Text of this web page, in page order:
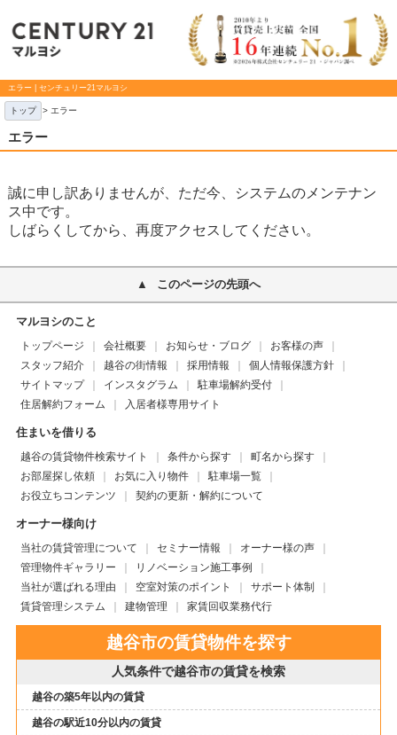
エラー | センチュリー21マルヨシ
トップ > エラー
エラー
誠に申し訳ありませんが、ただ今、システムのメンテナン
ス中です。
しばらくしてから、再度アクセスしてください。
このページの先頭へ
マルヨシのこと
トップページ 会社概要 お知らせ・ブログ
お客様の声
スタッフ紹介
越谷の街情報 採用情報
個人情報保護方針
サイトマップ
インスタグラム
駐車場解約受付
住居解約フォーム
入居者様専用サイト
住まいを借りる
越谷の賃貸物件検索サイト 条件から探す
町名から探す
お部屋探し依頼
お気に入り物件
駐車場一覧
お役立ちコンテンツ
契約の更新・解約について
オーナー様向け
当社の賃貸管理について セミナー情報
オーナー様の声
管理物件ギャラリー
リノベーション施工事例
当社が選ばれる理由
空室対策のポイント
サポート体制
賃貸管理システム
建物管理 家賃回収業務代行
越谷市の賃貸物件を探す
人気条件で越谷市の賃貸を検索
越谷の築5年以内の賃貸
越谷の駅近10分以内の賃貸